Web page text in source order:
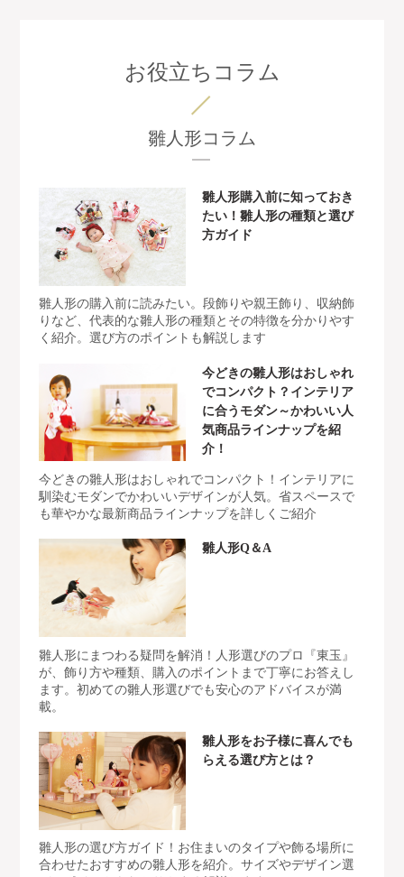
お役立ちコラム
雛人形コラム
雛人形購入前に知っておき
たい！雛人形の種類と選び
方ガイド
雛人形の購入前に読みたい。段飾りや親王飾り、収納飾
りなど、代表的な雛人形の種類とその特徴を分かりやす
く紹介。選び方のポイントも解説します
今どきの雛人形はおしゃれ
でコンパクト？インテリア
に合うモダン～かわいい人
気商品ラインナップを紹
介！
今どきの雛人形はおしゃれでコンパクト！インテリアに
馴染むモダンでかわいいデザインが人気。省スペースで
も華やかな最新商品ラインナップを詳しくご紹介
雛人形Q＆A
雛人形にまつわる疑問を解消！人形選びのプロ『東玉』
が、飾り方や種類、購入のポイントまで丁寧にお答えし
ます。初めての雛人形選びでも安心のアドバイスが満
載。
雛人形をお子様に喜んでも
らえる選び方とは？
雛人形の選び方ガイド！お住まいのタイプや飾る場所に
合わせたおすすめの雛人形を紹介。サイズやデザイン選